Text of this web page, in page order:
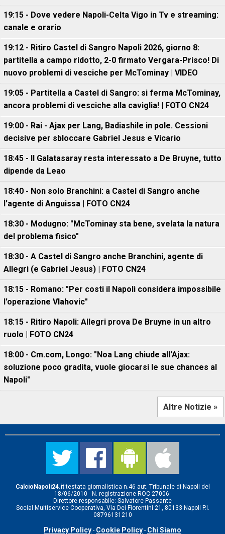
19:15 - Dove vedere Napoli-Celta Vigo in Tv e streaming:
canale e orario
19:12 - Ritiro Castel di Sangro Napoli 2026, giorno 8:
partitella a campo ridotto, 2-0 firmato Vergara-Prisco! Di
nuovo problemi di vesciche per McTominay | VIDEO
19:05 - Partitella a Castel di Sangro: si ferma McTominay,
ancora problemi di vesciche alla caviglia! | FOTO CN24
19:00 - Rai - Ajax per Lang, Badiashile in pole. Cessioni
decisive per sbloccare Gabriel Jesus e Vicario
18:45 - Il Galatasaray resta interessato a De Bruyne, tutto
dipende da Leao
18:40 - Non solo Branchini: a Castel di Sangro anche
l'agente di Anguissa | FOTO CN24
18:30 - Modugno: "McTominay sta bene, svelata la natura
del problema fisico"
18:30 - A Castel di Sangro anche Branchini, agente di
Allegri (e Gabriel Jesus) | FOTO CN24
18:15 - Romano: "Per costi il Napoli considera impossibile
l'operazione Vlahovic"
18:15 - Ritiro Napoli: Allegri prova De Bruyne in un altro
ruolo | FOTO CN24
18:00 - Cm.com, Longo: "Noa Lang chiude all'Ajax:
soluzione poco gradita, vuole giocarsi le sue chances al
Napoli"
Altre Notizie »
CalcioNapoli24.ittestata giornalistica n.46 aut. Tribunale di Napoli del
18/06/2010 - N. registrazione ROC-27006.
Direttore responsabile: Salvatore Passante
Social Multiservice Cooperativa, Via Dei Fiorentini 21, 80133 Napoli P.I.
08796131210
Privacy Policy - Cookie Policy - Chi Siamo